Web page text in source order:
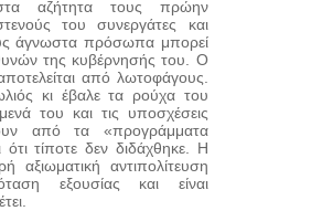
αζήτητα τους πρώην
του συνεργάτες και
άγνωστα πρόσωπα μπορεί
της κυβέρνησής του. Ο
από λωτοφάγους.
κι έβαλε τα ρούχα του
του και τις υποσχέσεις
από τα «προγράμματα
ότι τίποτε δεν διδάχθηκε. Η
αξιωματική αντιπολίτευση
εξουσίας και είναι